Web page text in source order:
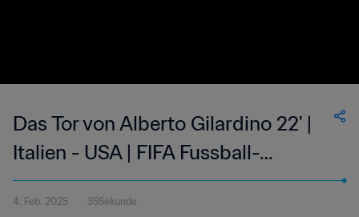
Das Tor von Alberto Gilardino 22' |
Italien - USA | FIFA Fussball-
Weltmeisterschaft Deutschland
2006™
4. Feb. 2025 35Sekunde